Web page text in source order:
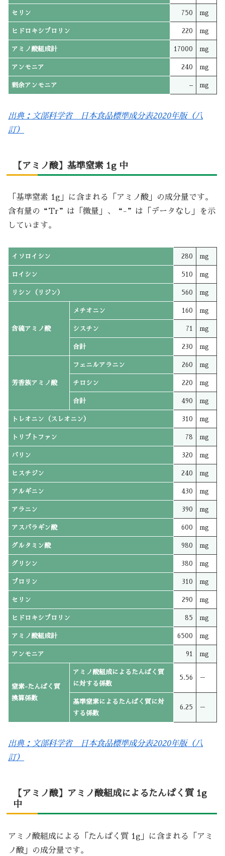
セリン 750 mg
ヒドロキシプロリン 220 mg
アミノ酸組成計 17000 mg
アンモニア 240 mg
剰余アンモニア – mg
出典：文部科学省 日本食品標準成分表2020年版（八
訂）
【アミノ酸】基準窒素 1g 中
「基準窒素 1g」に含まれる「アミノ酸」の成分量です。
含有量の“Tr”は「微量」、“-”は「データなし」を示
しています。
イソロイシン 280 mg
ロイシン 510 mg
リシン（リジン） 560 mg
含硫アミノ酸
メチオニン 160 mg
シスチン 71 mg
合計 230 mg
芳香族アミノ酸
フェニルアラニン 260 mg
チロシン 220 mg
合計 490 mg
トレオニン（スレオニン） 310 mg
トリプトファン 78 mg
バリン 320 mg
ヒスチジン 240 mg
アルギニン 430 mg
アラニン 390 mg
アスパラギン酸 600 mg
グルタミン酸 980 mg
グリシン 380 mg
プロリン 310 mg
セリン 290 mg
ヒドロキシプロリン 85 mg
アミノ酸組成計 6500 mg
アンモニア 91 mg
窒素-たんぱく質
換算係数
アミノ酸組成によるたんぱく質
に対する係数
5.56 －
基準窒素によるたんぱく質に対
する係数
6.25 －
出典：文部科学省 日本食品標準成分表2020年版（八
訂）
【アミノ酸】アミノ酸組成によるたんぱく質 1g
中
アミノ酸組成による「たんぱく質 1g」に含まれる「アミ
ノ酸」の成分量です。